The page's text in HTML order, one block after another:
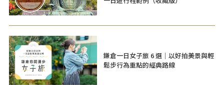
鎌倉一日女子旅 6 選｜以好拍美景與輕
鬆步行為重點的經典路線